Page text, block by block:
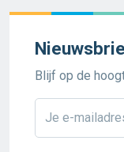
Blijf op de